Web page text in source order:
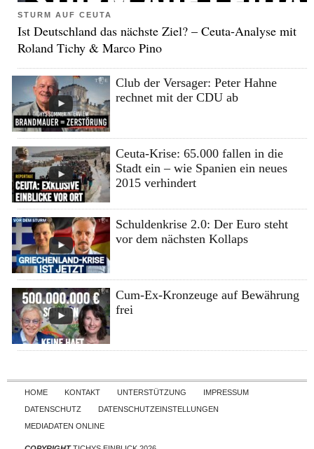
STURM AUF CEUTA
Ist Deutschland das nächste Ziel? – Ceuta-Analyse mit
Roland Tichy & Marco Pino
Club der Versager: Peter Hahne
rechnet mit der CDU ab
Ceuta-Krise: 65.000 fallen in die
Stadt ein – wie Spanien ein neues
2015 verhindert
Schuldenkrise 2.0: Der Euro steht
vor dem nächsten Kollaps
Cum-Ex-Kronzeuge auf Bewährung
frei
Skip to content
HOME KONTAKT UNTERSTÜTZUNG
IMPRESSUM
DATENSCHUTZ
DATENSCHUTZEINSTELLUNGEN
MEDIADATEN ONLINE